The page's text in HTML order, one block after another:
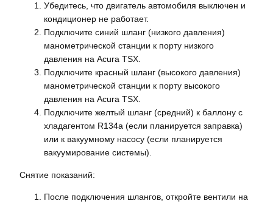
Убедитесь, что двигатель автомобиля выключен и
кондиционер не работает.
Подключите синий шланг (низкого давления)
манометрической станции к порту низкого
давления на Acura TSX.
Подключите красный шланг (высокого давления)
манометрической станции к порту высокого
давления на Acura TSX.
Подключите желтый шланг (средний) к баллону с
хладагентом R134a (если планируется заправка)
или к вакуумному насосу (если планируется
вакуумирование системы).
Снятие показаний:
После подключения шлангов, откройте вентили на